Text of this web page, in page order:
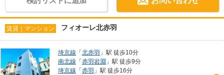
賃貸｜マンション フィオーレ北赤羽
埼京線 「北赤羽 」駅 徒歩10分
南北線 「赤羽岩淵 」駅 徒歩9分
埼京線 「赤羽 」駅 徒歩16分